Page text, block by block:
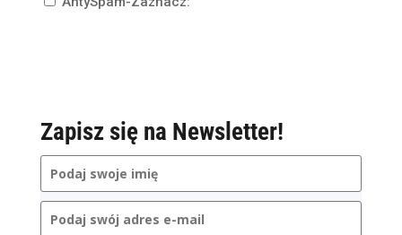
Zapisz się na Newsletter!